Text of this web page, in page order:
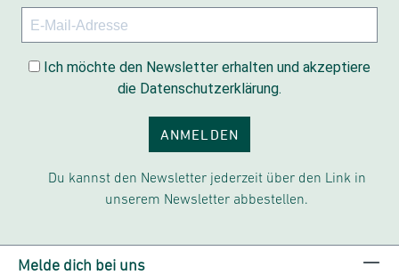
Ich möchte den Newsletter erhalten und akzeptiere
die Datenschutzerklärung.
ANMELDEN
Du kannst den Newsletter jederzeit über den Link in
unserem Newsletter abbestellen.
Melde dich bei uns